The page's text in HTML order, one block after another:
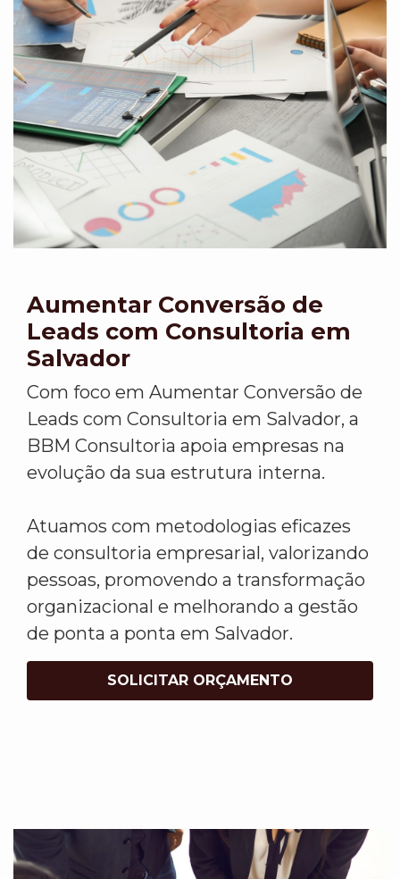
Aumentar Conversão de
Leads com Consultoria em
Salvador
Com foco em Aumentar Conversão de
Leads com Consultoria em Salvador, a
BBM Consultoria apoia empresas na
evolução da sua estrutura interna.
Atuamos com metodologias eficazes
de consultoria empresarial, valorizando
pessoas, promovendo a transformação
organizacional e melhorando a gestão
de ponta a ponta em Salvador.
SOLICITAR ORÇAMENTO